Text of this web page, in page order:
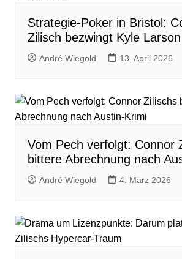
Strategie-Poker in Bristol:
Zilisch bezwingt Kyle Larson
André Wiegold 13. April 2026
Vom Pech verfolgt: Connor
bittere Abrechnung nach
André Wiegold 4. März 2026